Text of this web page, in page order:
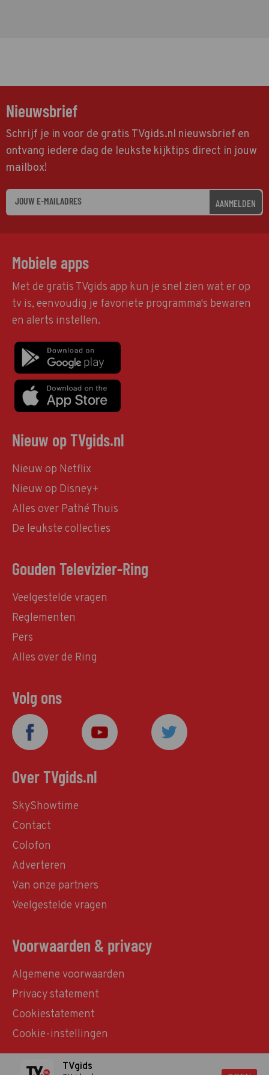
Nieuwsbrief
Schrijf je in voor de gratis TVgids.nl nieuwsbrief en
ontvang iedere dag de leukste kijktips direct in jouw
mailbox!
AANMELDEN
Mobiele apps
Met de gratis TVgids app kun je snel zien wat er op
tv is, eenvoudig je favoriete programma's bewaren
en alerts instellen.
Nieuw op TVgids.nl
Nieuw op Netflix
Nieuw op Disney+
Alles over Pathé Thuis
De leukste collecties
Gouden Televizier-Ring
Veelgestelde vragen
Reglementen
Pers
Alles over de Ring
Volg ons
Over TVgids.nl
SkyShowtime
Contact
Colofon
Adverteren
Van onze partners
Veelgestelde vragen
Voorwaarden & privacy
Algemene voorwaarden
Privacy statement
Cookiestatement
Cookie-instellingen
TVgids